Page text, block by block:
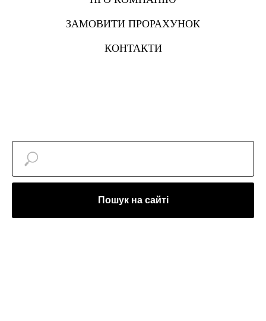
ЗАМОВИТИ ПРОРАХУНОК
КОНТАКТИ
Пошук на сайті